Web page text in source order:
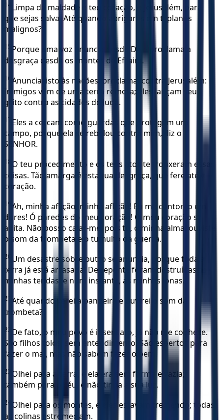
14 Limpa da maldade o teu coração, ó Jerusalém, para
que sejas salva. Até quando abrigarás em ti planos
malignos?
15 Porque uma voz anuncia desde Dã e proclama a
desgraça desde os montes de Efraim.
16 Anunciai isto às nações, proclamai contra Jerusalém:
Inimigos vêm de uma terra remota; eles lançam seu
grito contra as cidades de Judá.
17 Eles a cercam como guardas que protegem um
campo, porque ela se rebelou contra mim, diz o
SENHOR.
18 O teu procedimento e os teus atos te trouxeram essas
coisas. Tão amarga é esta tua desgraça, que fere até o
coração.
19 Ah, minha aflição, minha aflição! Eu me contorço em
dores! Ó paredes do meu coração! O meu coração se
agita. Não posso calar-me, pois tu, ó minha alma, ouviste
o som da trombeta e o tumulto da guerra.
20 Um desastre sobre outro se anuncia, porque toda a
terra já está arrasada. De repente foram destruídas as
minhas tendas, e num instante, as minhas lonas.
21
Até quando verei a bandeira e ouvirei o som da
trombeta?
22 De fato, o meu povo é insensato, já não me conhece.
São filhos tolos, sem entendimento. São espertos para
fazer o mal, mas não sabem fazer o bem.
23 Olhei para a terra, e ela era sem forma e vazia;
também para o céu, e não tinha a sua luz.
24 Olhei para os montes, e eles estavam tremendo; todas
as colinas estremeciam.